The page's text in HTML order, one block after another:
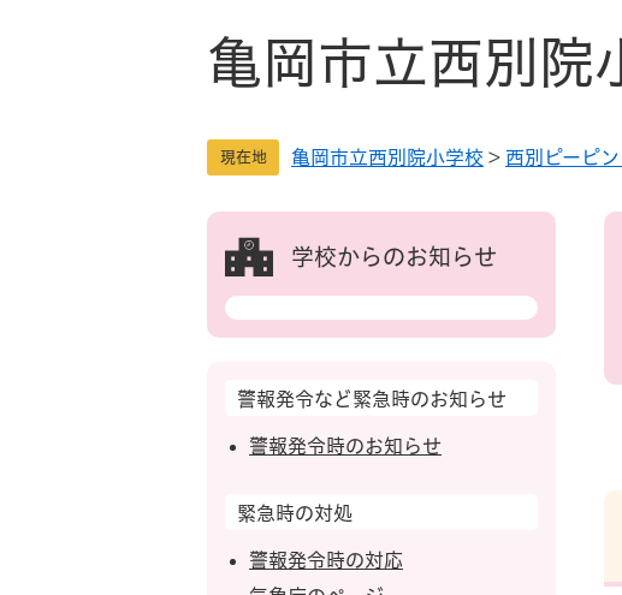
亀岡市立西別院
現在地 亀岡市立西別院小学校 > 西別ピーピ
本
学校からのお知らせ
警報発令など緊急時のお知らせ
警報発令時のお知らせ
緊急時の対処
警報発令時の対応